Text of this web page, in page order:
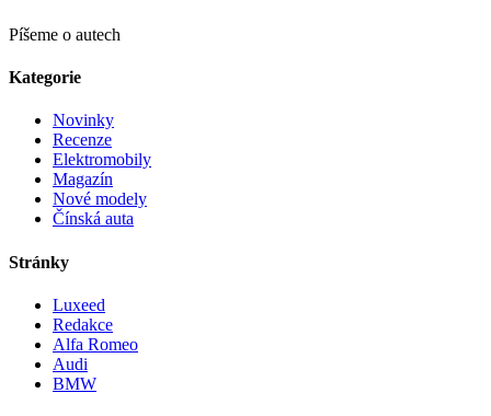
Píšeme o autech
Kategorie
Novinky
Recenze
Elektromobily
Magazín
Nové modely
Čínská auta
Stránky
Luxeed
Redakce
Alfa Romeo
Audi
BMW